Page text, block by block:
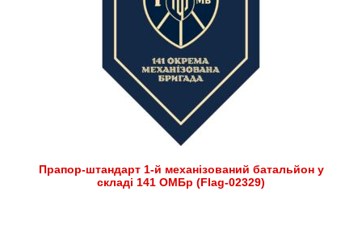
Прапор-штандарт 1-й механізований батальйон у
складі 141 ОМБр (Flag-02329)